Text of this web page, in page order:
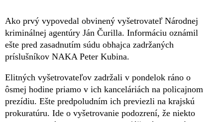
Ako prvý vypovedal obvinený vyšetrovateľ Národnej
kriminálnej agentúry Ján Čurilla. Informáciu oznámil
ešte pred zasadnutím súdu obhajca zadržaných
príslušníkov NAKA Peter Kubina.
Elitných vyšetrovateľov zadržali v pondelok ráno o
ôsmej hodine priamo v ich kanceláriách na policajnom
prezídiu. Ešte predpoludním ich previezli na krajskú
prokuratúru. Ide o vyšetrovanie podozrení, že niekto